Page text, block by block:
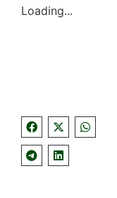
Loading...